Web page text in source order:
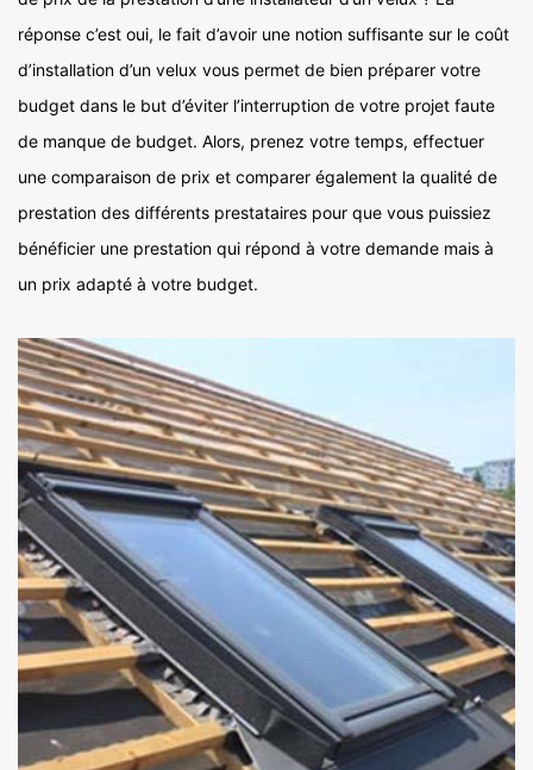
réponse c’est oui, le fait d’avoir une notion suffisante sur le coût
d’installation d’un velux vous permet de bien préparer votre
budget dans le but d’éviter l’interruption de votre projet faute
de manque de budget. Alors, prenez votre temps, effectuer
une comparaison de prix et comparer également la qualité de
prestation des différents prestataires pour que vous puissiez
bénéficier une prestation qui répond à votre demande mais à
un prix adapté à votre budget.